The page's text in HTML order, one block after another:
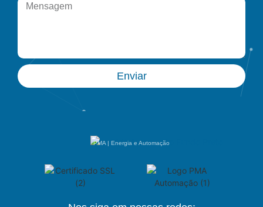
Enviar
PMA | Energia e Automação